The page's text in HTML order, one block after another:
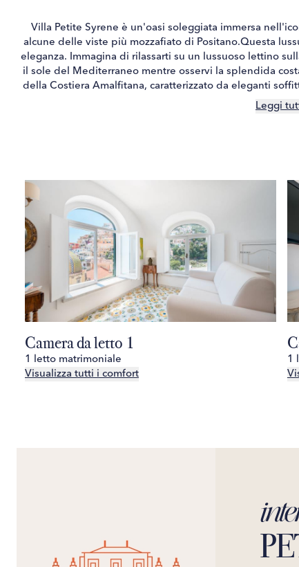
Villa Petite Syrene è un'oasi soleggiata immersa
alcune delle viste più mozzafiato di Positano.Questa
eleganza. Immagina di rilassarti su un lussuoso lettino
il sole del Mediterraneo mentre osservi la splendida
della Costiera Amalfitana, caratterizzato da eleganti
pareti imbiancate.L'arioso salone si apre direttamente
di pulizia giornaliera, assicurando che il tuo soggiorno
disponibile anche per preparare la colazione, così
godete la splendida vista di Positano.Oltre la villa, sei
Positano ha da offrire. Sia che tu stia passeggiando per
andando in spiaggia a pochi passi di distanza, Villa
Costiera Amalfitana. Con le sue viste mozzafiato, il
meravigliarsi che questa villa sia la scelta migliore per
alla villa è necessario
Leggi
Camera da letto 1
1 letto matrimoniale
Visualizza tutti i comfort
1